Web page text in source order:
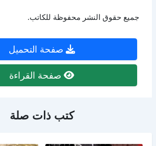
جميع حقوق النشر محفوظة للكاتب.
صفحة التحميل
صفحة القراءة
كتب ذات صلة